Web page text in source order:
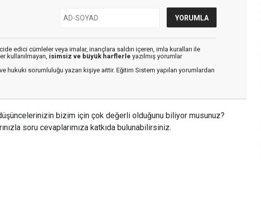
edici cümleler veya imalar, inançlara saldırı içeren, imla kuralları ile
kullanılmayan, isimsiz ve büyük harflerle yazılmış yorumlar
hukuki sorumluluğu yazan kişiye aittir. Eğitim Sistem yapılan yorumlardan
bizim için çok değerli olduğunu biliyor musunuz?
soru cevaplarımıza katkıda bulunabilirsiniz.